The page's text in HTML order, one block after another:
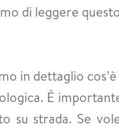
di leggere
in dettaglio
È
strada. Se